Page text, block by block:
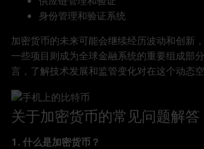
身份管理和验证系统
加密货币的未来可能会继续经历波动和创新
一些项目则成为全球金融系统的重要组成部
言，了解技术发展和监管变化对在这个动态
关于加密货币的常见问题解答
1. 什么是加密货币？